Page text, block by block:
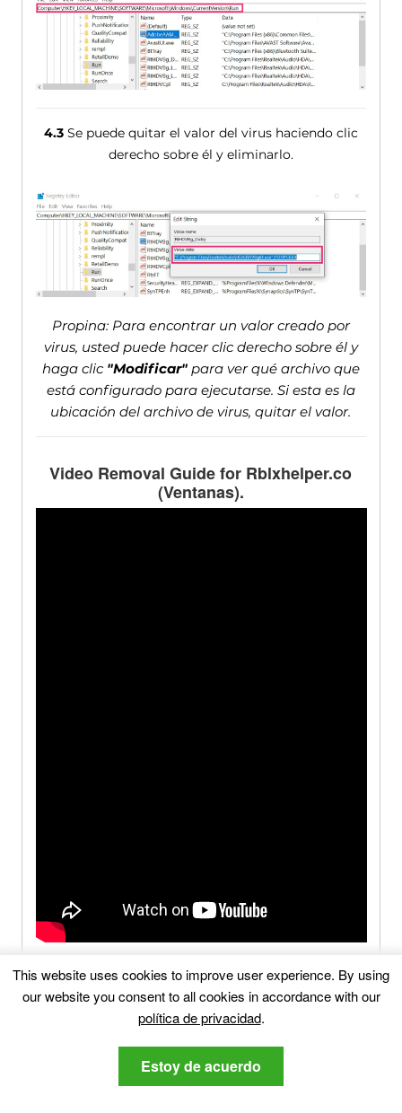
4.3Se puede quitar el valor del virus haciendo clic
derecho sobre él y eliminarlo.
Propina: Para encontrar un valor creado por
virus, usted puede hacer clic derecho sobre él y
haga clic "Modificar"para ver qué archivo que
está configurado para ejecutarse. Si esta es la
ubicación del archivo de virus, quitar el valor.
Video Removal Guide for Rblxhelper.co
(Ventanas).
Rblxhelper.co-FAQ
What Is Rblxhelper.co?
This website uses cookies to improve user experience. By using
our website you consent to all cookies in accordance with our
política de privacidad.
Estoy de acuerdo